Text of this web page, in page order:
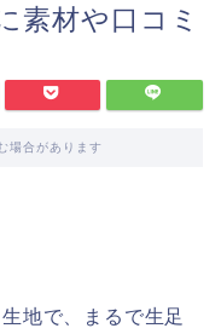
素材や口コミ
場合があります
地で、まるで生足